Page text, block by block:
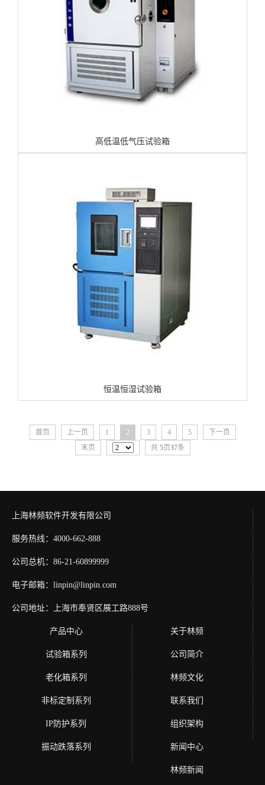
高低温低气压试验箱
恒温恒湿试验箱
首页 上一页 1 2 3 4 5
下一页
末页
共 5页37条
上海林频软件开发有限公司
服务热线：4000-662-888
公司总机：86-21-60899999
电子邮箱：linpin@linpin.com
公司地址：上海市奉贤区展工路888号
产品中心
试验箱系列
老化箱系列
非标定制系列
IP防护系列
振动跌落系列
关于林频
公司简介
林频文化
联系我们
组织架构
新闻中心
林频新闻